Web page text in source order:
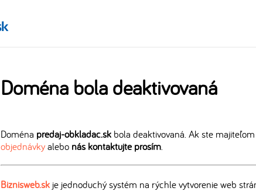
Doména bola deaktivovaná
Doména predaj-obkladac.sk bola deaktivovaná. Ak ste
objednávkyalebo nás kontaktujte prosím
Biznisweb.sk je jednoduchý systém na rýchle vytvorenie web